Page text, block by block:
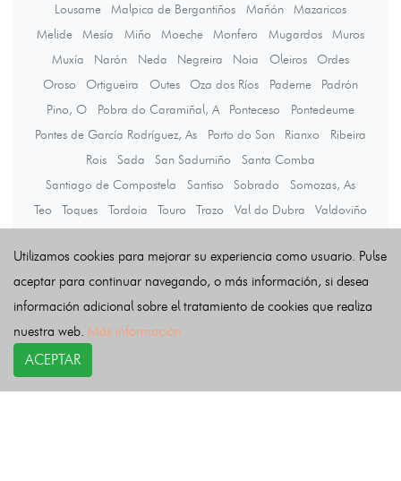
Lousame
Malpica de Bergantiños Mañón
Mazaricos
Melide
Mesía Miño Moeche Monfero Mugardos
Muros
Muxía
Narón Neda Negreira Noia Oleiros
Ordes
Oroso
Ortigueira Outes Oza dos Ríos Paderne
Padrón
Pino, O
Pobra do Caramiñal, A Ponteceso
Pontedeume
Pontes de García Rodríguez, As
Porto do Son Rianxo
Ribeira
Rois
Sada San Sadurniño
Santa Comba
Santiago de Compostela
Santiso Sobrado
Somozas, As
Teo
Toques Tordoia Touro Trazo Val do Dubra
Valdoviño
Últimas noticias
Utilizamos cookies para mejorar su experiencia como usuario. Pulse
aceptar para continuar navegando, o más información, si desea
información adicional sobre el tratamiento de cookies que realiza
nuestra web. Más información
ACEPTAR